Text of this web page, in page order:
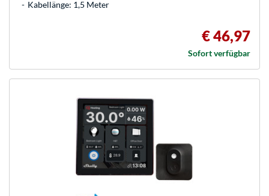
Kabellänge: 1,5 Meter
€ 46,97
Sofort verfügbar